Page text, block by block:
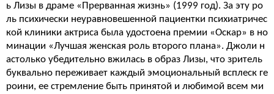
ь Лизы в драме «Прерванная жизнь» (1999 год). За эту ро
ль психически неуравновешенной пациентки психиатричес
кой клиники актриса была удостоена премии «Оскар» в но
минации «Лучшая женская роль второго плана». Джоли н
астолько убедительно вжилась в образ Лизы, что зритель
буквально переживает каждый эмоциональный всплеск ге
роини, ее стремление быть принятой и любимой всем ми